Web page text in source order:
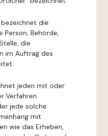
die
Person, Behörde,
die
im Auftrag des
jeden mit oder
Verfahren
jede solche
mit
wie das Erheben,